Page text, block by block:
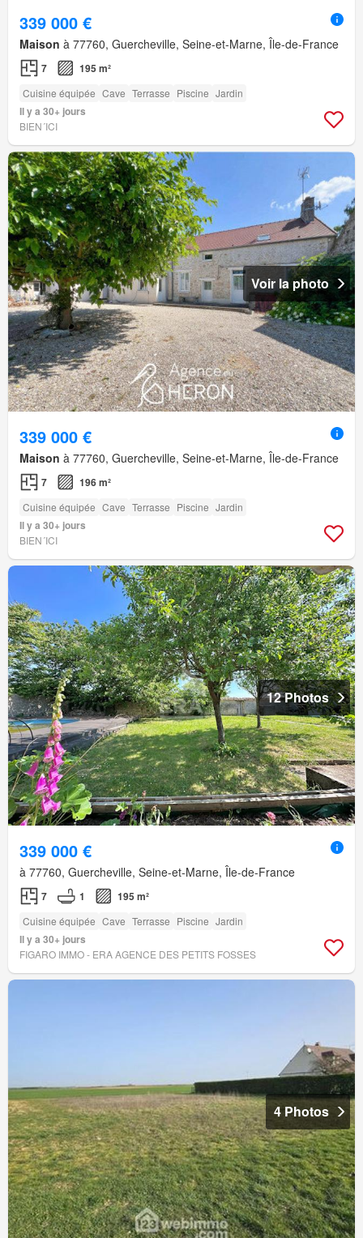
339 000 €
Maison à 77760, Guercheville, Seine-et-Marne, Île-de-France
7 195 m²
Cuisine équipée Cave Terrasse Piscine Jardin
Il y a 30+ jours
BIEN´ICI
Voir la photo
339 000 €
Maison à 77760, Guercheville, Seine-et-Marne, Île-de-France
7 196 m²
Cuisine équipée Cave Terrasse Piscine Jardin
Il y a 30+ jours
BIEN´ICI
12 Photos
339 000 €
à 77760, Guercheville, Seine-et-Marne, Île-de-France
7 1 195 m²
Cuisine équipée Cave Terrasse Piscine Jardin
Il y a 30+ jours
FIGARO IMMO - ERA AGENCE DES PETITS FOSSES
4 Photos